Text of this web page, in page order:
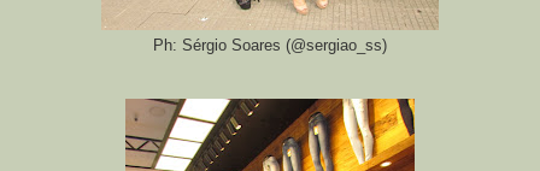
Ph: Sérgio Soares (@sergiao_ss)